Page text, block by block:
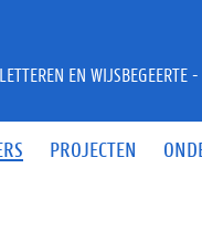
PROJECTEN
EN WIJSBEGEERTE